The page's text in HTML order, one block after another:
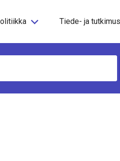
Tiede- ja